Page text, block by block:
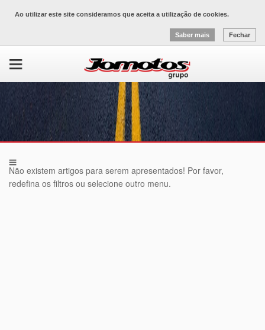
Ao utilizar este site consideramos que aceita a utilização de cookies.
Saber mais Fechar
Não existem artigos para serem apresentados! Por favor,
redefina os filtros ou selecione outro menu.